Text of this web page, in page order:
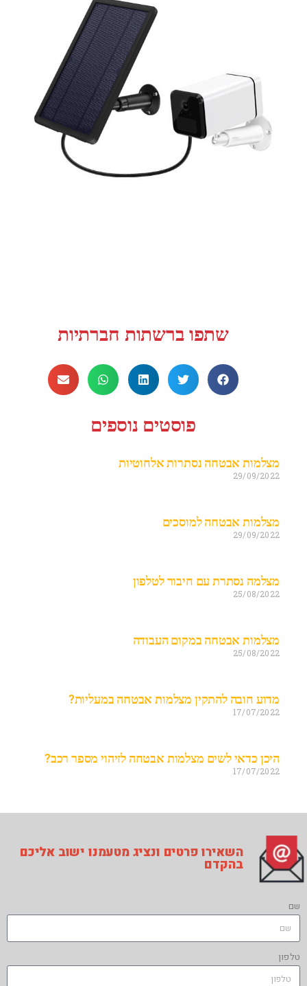
שתפו ברשתות חברתיות
פוסטים נוספים
מצלמות אבטחה נסתרות אלחוטיות
29/09/2022
מצלמות אבטחה למוסכים
29/09/2022
מצלמה נסתרת עם חיבור לטלפון
25/08/2022
מצלמות אבטחה במקום העבודה
25/08/2022
מדוע חובה להתקין מצלמות אבטחה במעליות?
17/07/2022
היכן כדאי לשים מצלמות אבטחה לזיהוי מספר רכב?
17/07/2022
השאירו פרטים ונציג מטעמנו ישוב אליכם
בהקדם
שם
טלפון